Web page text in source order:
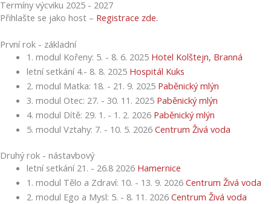
Termíny výcviku 2025 - 2027
Přihlašte se jako host – Registrace zde.
První rok - základní
1. modul Kořeny: 5. - 8. 6. 2025Hotel Kolštejn, Branná
letní setkání 4.- 8. 8. 2025 Hospitál Kuks
2. modul Matka: 18. - 21. 9. 2025 Paběnický mlýn
3. modul Otec: 27. - 30. 11. 2025 Paběnický mlýn
4. modul Dítě: 29. 1. - 1. 2. 2026 Paběnický mlýn
5. modul Vztahy: 7. - 10. 5. 2026 Centrum Živá voda
Druhý rok - nástavbový
letní setkání 21. - 26.8 2026 Hamernice
1. modul Tělo a Zdraví: 10. - 13. 9. 2026 Centrum Živá voda
2. modul Ego a Mysl: 5. - 8. 11. 2026 Centrum Živá voda